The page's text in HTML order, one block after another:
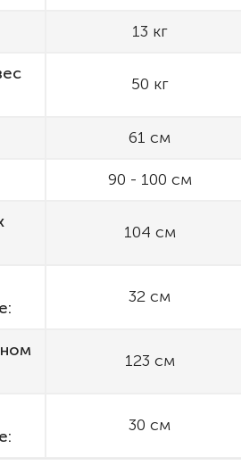
13 кг
50 кг
61 см
90 - 100 см
104 см
32 см
123 см
30 см